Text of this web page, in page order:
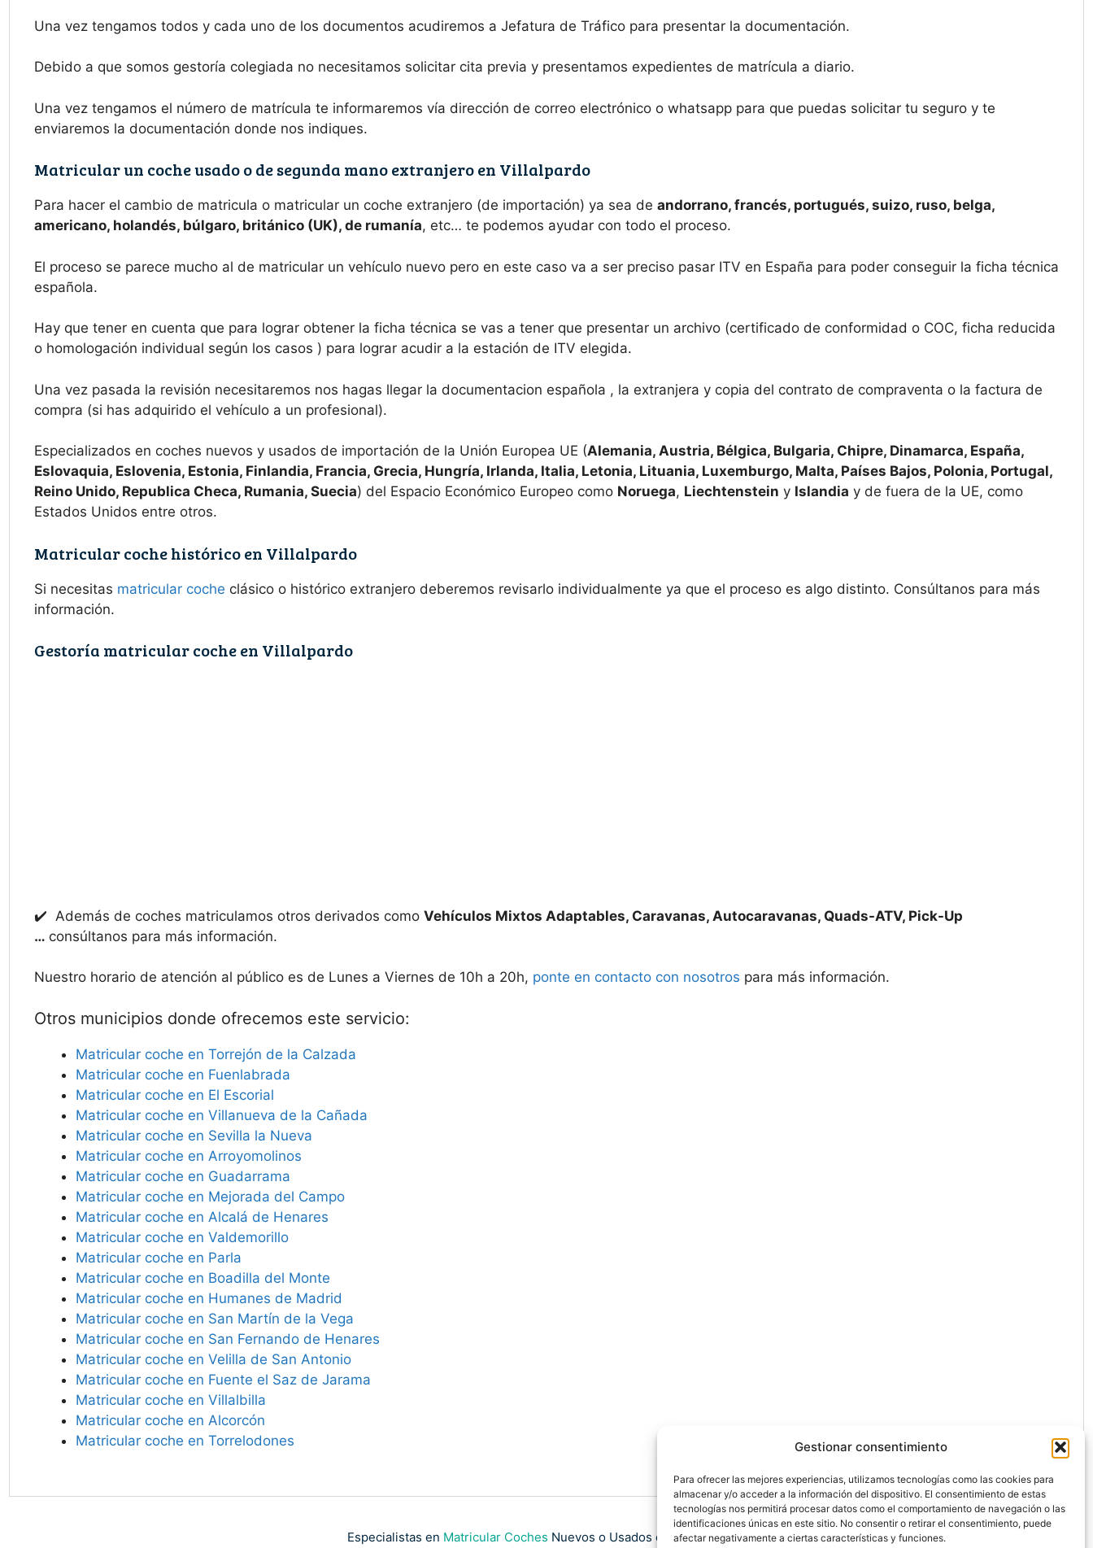
Gestionar consentimiento
Para ofrecer las mejores experiencias, utilizamos tecnologías como las cookies para
almacenar y/o acceder a la información del dispositivo. El consentimiento de estas
tecnologías nos permitirá procesar datos como el comportamiento de navegación o las
identificaciones únicas en este sitio. No consentir o retirar el consentimiento, puede
afectar negativamente a ciertas características y funciones.
Una vez tengamos todos y cada uno de los documentos acudiremos a Jefatura de Tráfico para presentar la documentación.
Debido a que somos gestoría colegiada no necesitamos solicitar cita previa y presentamos expedientes de matrícula a diario.
Una vez tengamos el número de matrícula te informaremos vía dirección de correo electrónico o whatsapp para que puedas solicitar tu seguro y te
enviaremos la documentación donde nos indiques.
Matricular un coche usado o de segunda mano extranjero en Villalpardo
Para hacer el cambio de matricula o matricular un coche extranjero (de importación) ya sea de andorrano, francés, portugués, suizo, ruso, belga,
americano, holandés, búlgaro, británico (UK), de rumanía, etc… te podemos ayudar con todo el proceso.
El proceso se parece mucho al de matricular un vehículo nuevo pero en este caso va a ser preciso pasar ITV en España para poder conseguir la ficha técnica
española.
Hay que tener en cuenta que para lograr obtener la ficha técnica se vas a tener que presentar un archivo (certificado de conformidad o COC, ficha reducida
o homologación individual según los casos ) para lograr acudir a la estación de ITV elegida.
Una vez pasada la revisión necesitaremos nos hagas llegar la documentacion española , la extranjera y copia del contrato de compraventa o la factura de
compra (si has adquirido el vehículo a un profesional).
Especializados en coches nuevos y usados de importación de la Unión Europea UE (Alemania, Austria, Bélgica, Bulgaria, Chipre, Dinamarca, España,
Eslovaquia, Eslovenia, Estonia, Finlandia, Francia, Grecia, Hungría, Irlanda, Italia, Letonia, Lituania, Luxemburgo, Malta, Países Bajos, Polonia, Portugal,
Reino Unido, Republica Checa, Rumania, Suecia) del Espacio Económico Europeo como Noruega, Liechtenstein y Islandia y de fuera de la UE, como
Estados Unidos entre otros.
Matricular coche histórico en Villalpardo
Si necesitas matricular coche clásico o histórico extranjero deberemos revisarlo individualmente ya que el proceso es algo distinto. Consúltanos para más
información.
Gestoría matricular coche en Villalpardo
✔️ Además de coches matriculamos otros derivados como Vehículos Mixtos Adaptables, Caravanas, Autocaravanas, Quads-ATV, Pick-Up
… consúltanos para más información.
Nuestro horario de atención al público es de Lunes a Viernes de 10h a 20h, ponte en contacto con nosotros para más información.
Otros municipios donde ofrecemos este servicio:
Matricular coche en Torrejón de la Calzada
Matricular coche en Fuenlabrada
Matricular coche en El Escorial
Matricular coche en Villanueva de la Cañada
Matricular coche en Sevilla la Nueva
Matricular coche en Arroyomolinos
Matricular coche en Guadarrama
Matricular coche en Mejorada del Campo
Matricular coche en Alcalá de Henares
Matricular coche en Valdemorillo
Matricular coche en Parla
Matricular coche en Boadilla del Monte
Matricular coche en Humanes de Madrid
Matricular coche en San Martín de la Vega
Matricular coche en San Fernando de Henares
Matricular coche en Velilla de San Antonio
Matricular coche en Fuente el Saz de Jarama
Matricular coche en Villalbilla
Matricular coche en Alcorcón
Matricular coche en Torrelodones
Especialistas en Matricular Coches Nuevos o Usados de Importación.